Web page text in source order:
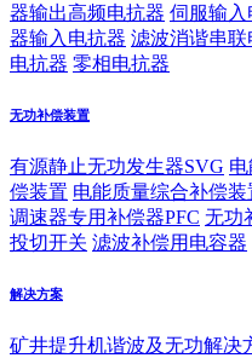
器输出高频电抗器 伺服输入
器输入电抗器 滤波消谐串联
电抗器 零相电抗器
无功补偿装置
有源静止无功发生器SVG
偿装置 电能质量综合补偿装
调速器专用补偿器PFC 无功
投切开关 滤波补偿用电容器
解决方案
矿井提升机谐波及无功解决